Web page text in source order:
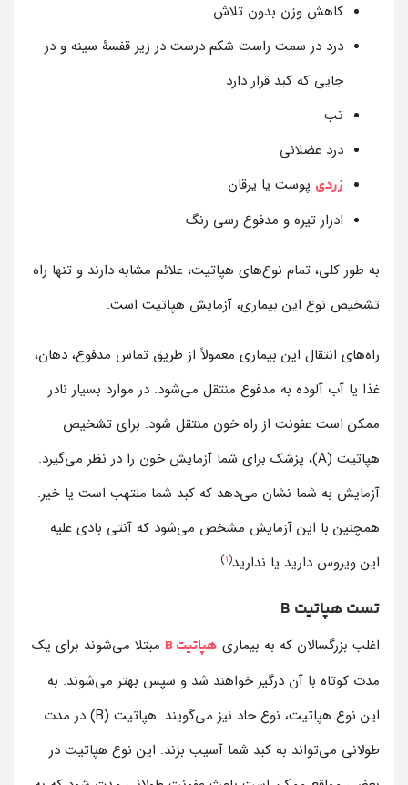
کاهش وزن بدون تلاش
درد در سمت راست شکم درست در زیر قفسۀ سینه و در
جایی که کبد قرار دارد
تب
درد عضلانی
زردی پوست یا یرقان
ادرار تیره و مدفوع رسی رنگ
به طور کلی، تمام نوع‌های هپاتیت، علائم مشابه دارند و تنها راه
تشخیص نوع این بیماری، آزمایش هپاتیت است.
راه‌های انتقال این بیماری معمولاً از طریق تماس مدفوع، دهان،
غذا یا آب آلوده به مدفوع منتقل می‌شود. در موارد بسیار نادر
ممکن است عفونت از راه خون منتقل شود. برای تشخیص
هپاتیت (A)، پزشک برای شما آزمایش خون را در نظر می‌گیرد.
آزمایش به شما نشان می‌دهد که کبد شما ملتهب است یا خیر.
همچنین با این آزمایش مشخص می‌شود که آنتی بادی علیه
این ویروس دارید یا ندارید(
1
)
.
تست هپاتیت B
اغلب بزرگسالان که به بیماری هپاتیت B
مبتلا می‌شوند برای یک
مدت کوتاه با آن درگیر خواهند شد و سپس بهتر می‌شوند. به
این نوع هپاتیت، نوع حاد نیز می‌گویند. هپاتیت (B) در مدت
طولانی می‌تواند به کبد شما آسیب بزند. این نوع هپاتیت در